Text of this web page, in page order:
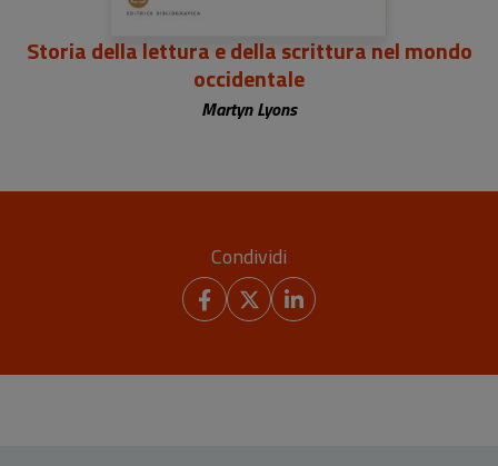
Storia della lettura e della scrittura nel mondo
occidentale
Martyn Lyons
Condividi